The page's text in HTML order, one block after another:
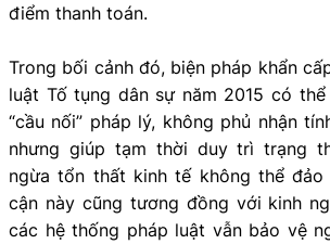
điểm thanh toán.
Trong bối cảnh đó, biện pháp khẩn
luật Tố tụng dân sự năm 2015 có
“cầu nối” pháp lý, không phủ nhận
nhưng giúp tạm thời duy trì trạng
ngừa tổn thất kinh tế không thể đảo
cận này cũng tương đồng với kinh
các hệ thống pháp luật vẫn bảo vệ